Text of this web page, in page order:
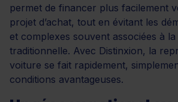
permet de financer plus facilement
projet d’achat, tout en évitant les
et complexes souvent associées à
traditionnelle. Avec Distinxion, la
voiture se fait rapidement,
conditions avantageuses.